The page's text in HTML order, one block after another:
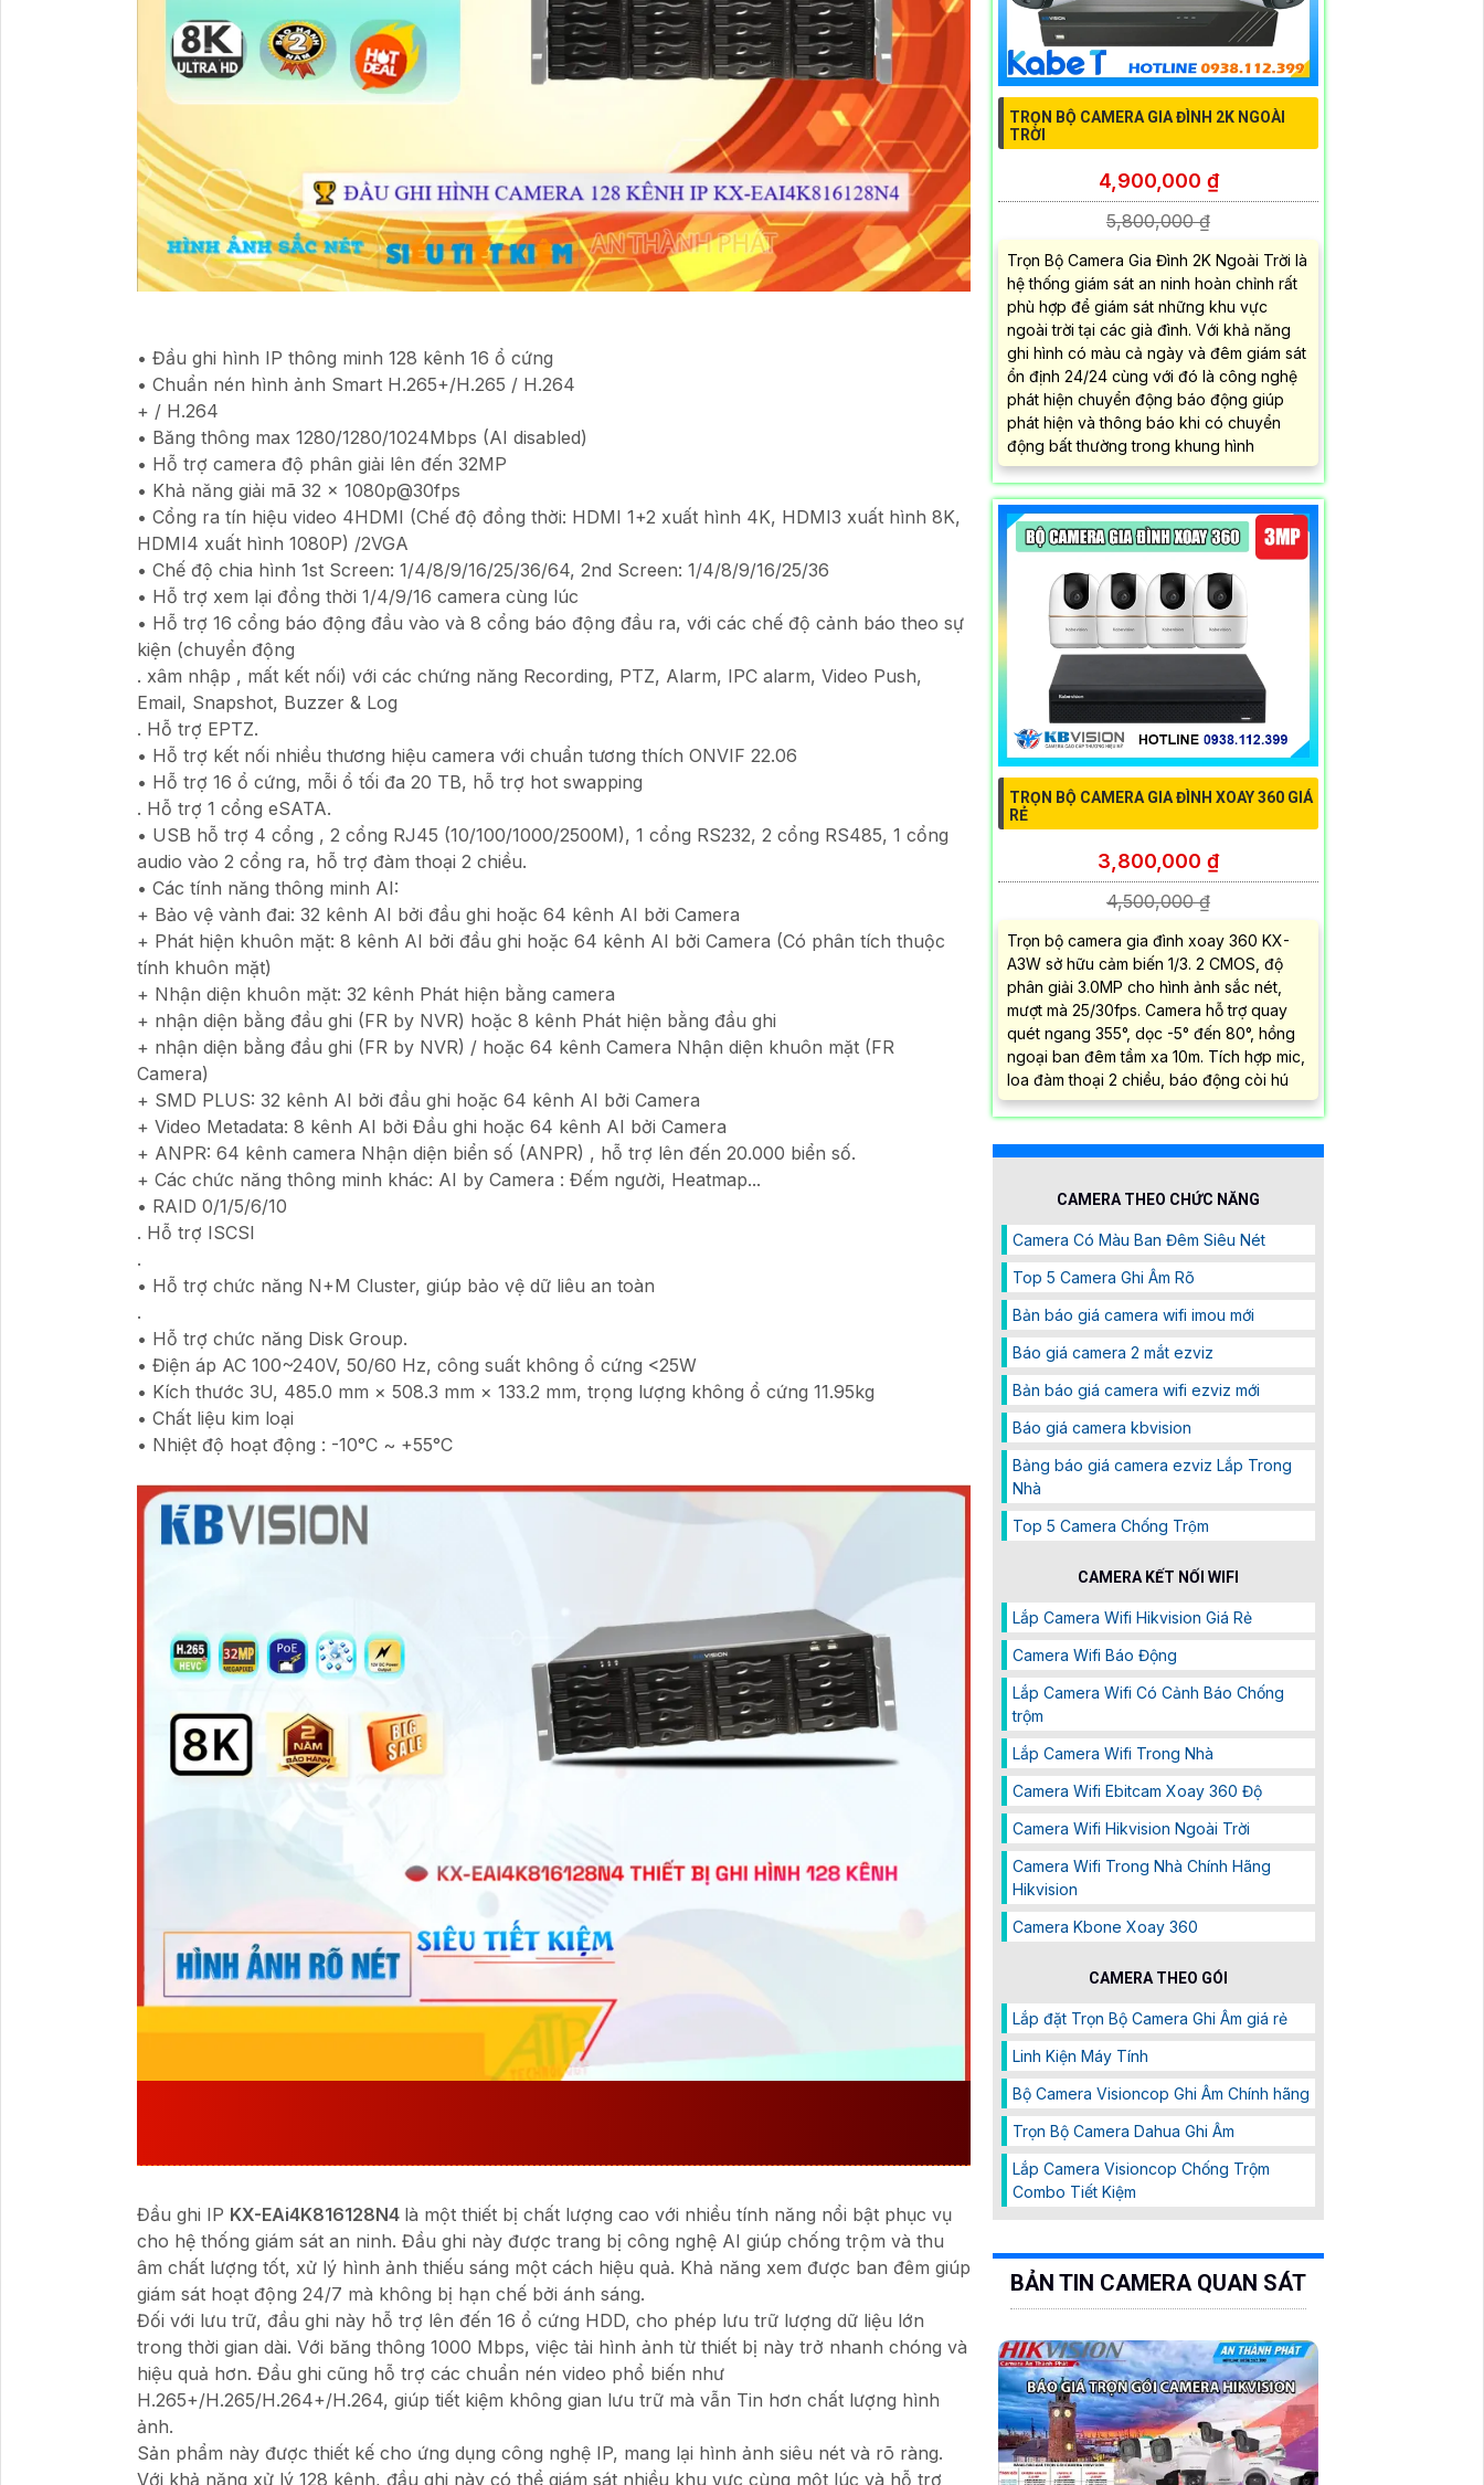
• Đầu ghi hình IP thông minh 128 kênh 16 ổ cứng
• Chuẩn nén hình ảnh Smart H.265+/H.265 / H.264
+ / H.264
• Băng thông max 1280/1280/1024Mbps (AI disabled)
• Hỗ trợ camera độ phân giải lên đến 32MP
• Khả năng giải mã 32 x 1080p@30fps
• Cổng ra tín hiệu video 4HDMI (Chế độ đồng thời: HDMI 1+2 xuất hình 4K, HDMI3 xuất hình 8K,
HDMI4 xuất hình 1080P) /2VGA
• Chế độ chia hình 1st Screen: 1/4/8/9/16/25/36/64, 2nd Screen: 1/4/8/9/16/25/36
• Hỗ trợ xem lại đồng thời 1/4/9/16 camera cùng lúc
• Hỗ trợ 16 cổng báo động đầu vào và 8 cổng báo động đầu ra, với các chế độ cảnh báo theo sự
kiện (chuyển động
. xâm nhập , mất kết nối) với các chứng năng Recording, PTZ, Alarm, IPC alarm, Video Push,
Email, Snapshot, Buzzer & Log
. Hỗ trợ EPTZ.
• Hỗ trợ kết nối nhiều thương hiệu camera với chuẩn tương thích ONVIF 22.06
• Hỗ trợ 16 ổ cứng, mỗi ổ tối đa 20 TB, hỗ trợ hot swapping
. Hỗ trợ 1 cổng eSATA.
• USB hỗ trợ 4 cổng , 2 cổng RJ45 (10/100/1000/2500M), 1 cổng RS232, 2 cổng RS485, 1 cổng
audio vào 2 cổng ra, hỗ trợ đàm thoại 2 chiều.
• Các tính năng thông minh AI:
+ Bảo vệ vành đai: 32 kênh AI bởi đầu ghi hoặc 64 kênh AI bởi Camera
+ Phát hiện khuôn mặt: 8 kênh AI bởi đầu ghi hoặc 64 kênh AI bởi Camera (Có phân tích thuộc
tính khuôn mặt)
+ Nhận diện khuôn mặt: 32 kênh Phát hiện bằng camera
+ nhận diện bằng đầu ghi (FR by NVR) hoặc 8 kênh Phát hiện bằng đầu ghi
+ nhận diện bằng đầu ghi (FR by NVR) / hoặc 64 kênh Camera Nhận diện khuôn mặt (FR
Camera)
+ SMD PLUS: 32 kênh AI bởi đầu ghi hoặc 64 kênh AI bởi Camera
+ Video Metadata: 8 kênh AI bởi Đầu ghi hoặc 64 kênh AI bởi Camera
+ ANPR: 64 kênh camera Nhận diện biển số (ANPR) , hỗ trợ lên đến 20.000 biển số.
+ Các chức năng thông minh khác: AI by Camera : Đếm người, Heatmap...
• RAID 0/1/5/6/10
. Hỗ trợ ISCSI
.
• Hỗ trợ chức năng N+M Cluster, giúp bảo vệ dữ liêu an toàn
.
• Hỗ trợ chức năng Disk Group.
• Điện áp AC 100~240V, 50/60 Hz, công suất không ổ cứng <25W
• Kích thước 3U, 485.0 mm × 508.3 mm × 133.2 mm, trọng lượng không ổ cứng 11.95kg
• Chất liệu kim loại
• Nhiệt độ hoạt động : -10°C ~ +55°C
Đầu ghi IP KX-EAi4K816128N4 là một thiết bị chất lượng cao với nhiều tính năng nổi bật phục vụ
cho hệ thống giám sát an ninh. Đầu ghi này được trang bị công nghệ AI giúp chống trộm và thu
âm chất lượng tốt, xử lý hình ảnh thiếu sáng một cách hiệu quả. Khả năng xem được ban đêm giúp
giám sát hoạt động 24/7 mà không bị hạn chế bởi ánh sáng.
Đối với lưu trữ, đầu ghi này hỗ trợ lên đến 16 ổ cứng HDD, cho phép lưu trữ lượng dữ liệu lớn
trong thời gian dài. Với băng thông 1000 Mbps, việc tải hình ảnh từ thiết bị này trở nhanh chóng và
hiệu quả hơn. Đầu ghi cũng hỗ trợ các chuẩn nén video phổ biến như
H.265+/H.265/H.264+/H.264, giúp tiết kiệm không gian lưu trữ mà vẫn Tin hơn chất lượng hình
ảnh.
Sản phẩm này được thiết kế cho ứng dụng công nghệ IP, mang lại hình ảnh siêu nét và rõ ràng.
Với khả năng xử lý 128 kênh, đầu ghi này có thể giám sát nhiều khu vực cùng một lúc và hỗ trợ
TRỌN BỘ CAMERA GIA ĐÌNH 2K NGOÀI
TRỜI
4,900,000 ₫
5,800,000 ₫
Trọn Bộ Camera Gia Đình 2K Ngoài Trời là
hệ thống giám sát an ninh hoàn chỉnh rất
phù hợp để giám sát những khu vực
ngoài trời tại các già đình. Với khả năng
ghi hình có màu cả ngày và đêm giám sát
ổn định 24/24 cùng với đó là công nghệ
phát hiện chuyển động báo động giúp
phát hiện và thông báo khi có chuyển
động bất thường trong khung hình
TRỌN BỘ CAMERA GIA ĐÌNH XOAY 360 GIÁ
RẺ
3,800,000 ₫
4,500,000 ₫
Trọn bộ camera gia đình xoay 360 KX-
A3W sở hữu cảm biến 1/3. 2 CMOS, độ
phân giải 3.0MP cho hình ảnh sắc nét,
mượt mà 25/30fps. Camera hỗ trợ quay
quét ngang 355°, dọc -5° đến 80°, hồng
ngoại ban đêm tầm xa 10m. Tích hợp mic,
loa đàm thoại 2 chiều, báo động còi hú
CAMERA THEO CHỨC NĂNG
Camera Có Màu Ban Đêm Siêu Nét
Top 5 Camera Ghi Âm Rõ
Bản báo giá camera wifi imou mới
Báo giá camera 2 mắt ezviz
Bản báo giá camera wifi ezviz mới
Báo giá camera kbvision
Bảng báo giá camera ezviz Lắp Trong
Nhà
Top 5 Camera Chống Trộm
CAMERA KẾT NỐI WIFI
Lắp Camera Wifi Hikvision Giá Rẻ
Camera Wifi Báo Động
Lắp Camera Wifi Có Cảnh Báo Chống
trộm
Lắp Camera Wifi Trong Nhà
Camera Wifi Ebitcam Xoay 360 Độ
Camera Wifi Hikvision Ngoài Trời
Camera Wifi Trong Nhà Chính Hãng
Hikvision
Camera Kbone Xoay 360
CAMERA THEO GÓI
Lắp đặt Trọn Bộ Camera Ghi Âm giá rẻ
Linh Kiện Máy Tính
Bộ Camera Visioncop Ghi Âm Chính hãng
Trọn Bộ Camera Dahua Ghi Âm
Lắp Camera Visioncop Chống Trộm
Combo Tiết Kiệm
BẢN TIN CAMERA QUAN SÁT